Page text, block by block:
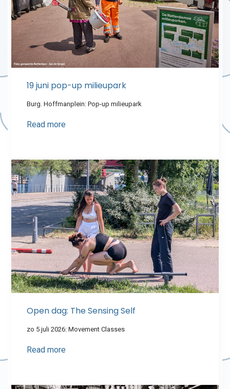
19 juni pop-up milieupark
Burg. Hoffmanplein: Pop-up milieupark
Read more
Open dag: The Sensing Self
zo 5 juli 2026: Movement Classes
Read more